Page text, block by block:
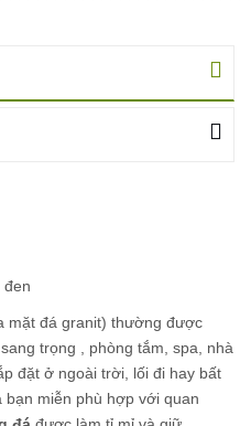
đen
mặt đá granit) thường được
trọng , phòng tắm, spa, nhà
đặt ở ngoài trời, lối đi hay bất
miễn phù hợp với quan